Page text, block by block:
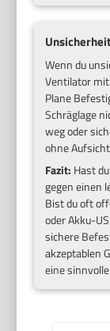
Wenn du
Ventilator
Plane
Schräglage
weg oder
ohne
Fazit: Hast
gegen einen
Bist du oft
oder Akku-
sichere
akzeptablen
eine